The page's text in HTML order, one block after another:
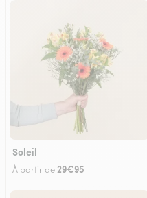
Soleil
À partir de 29€95